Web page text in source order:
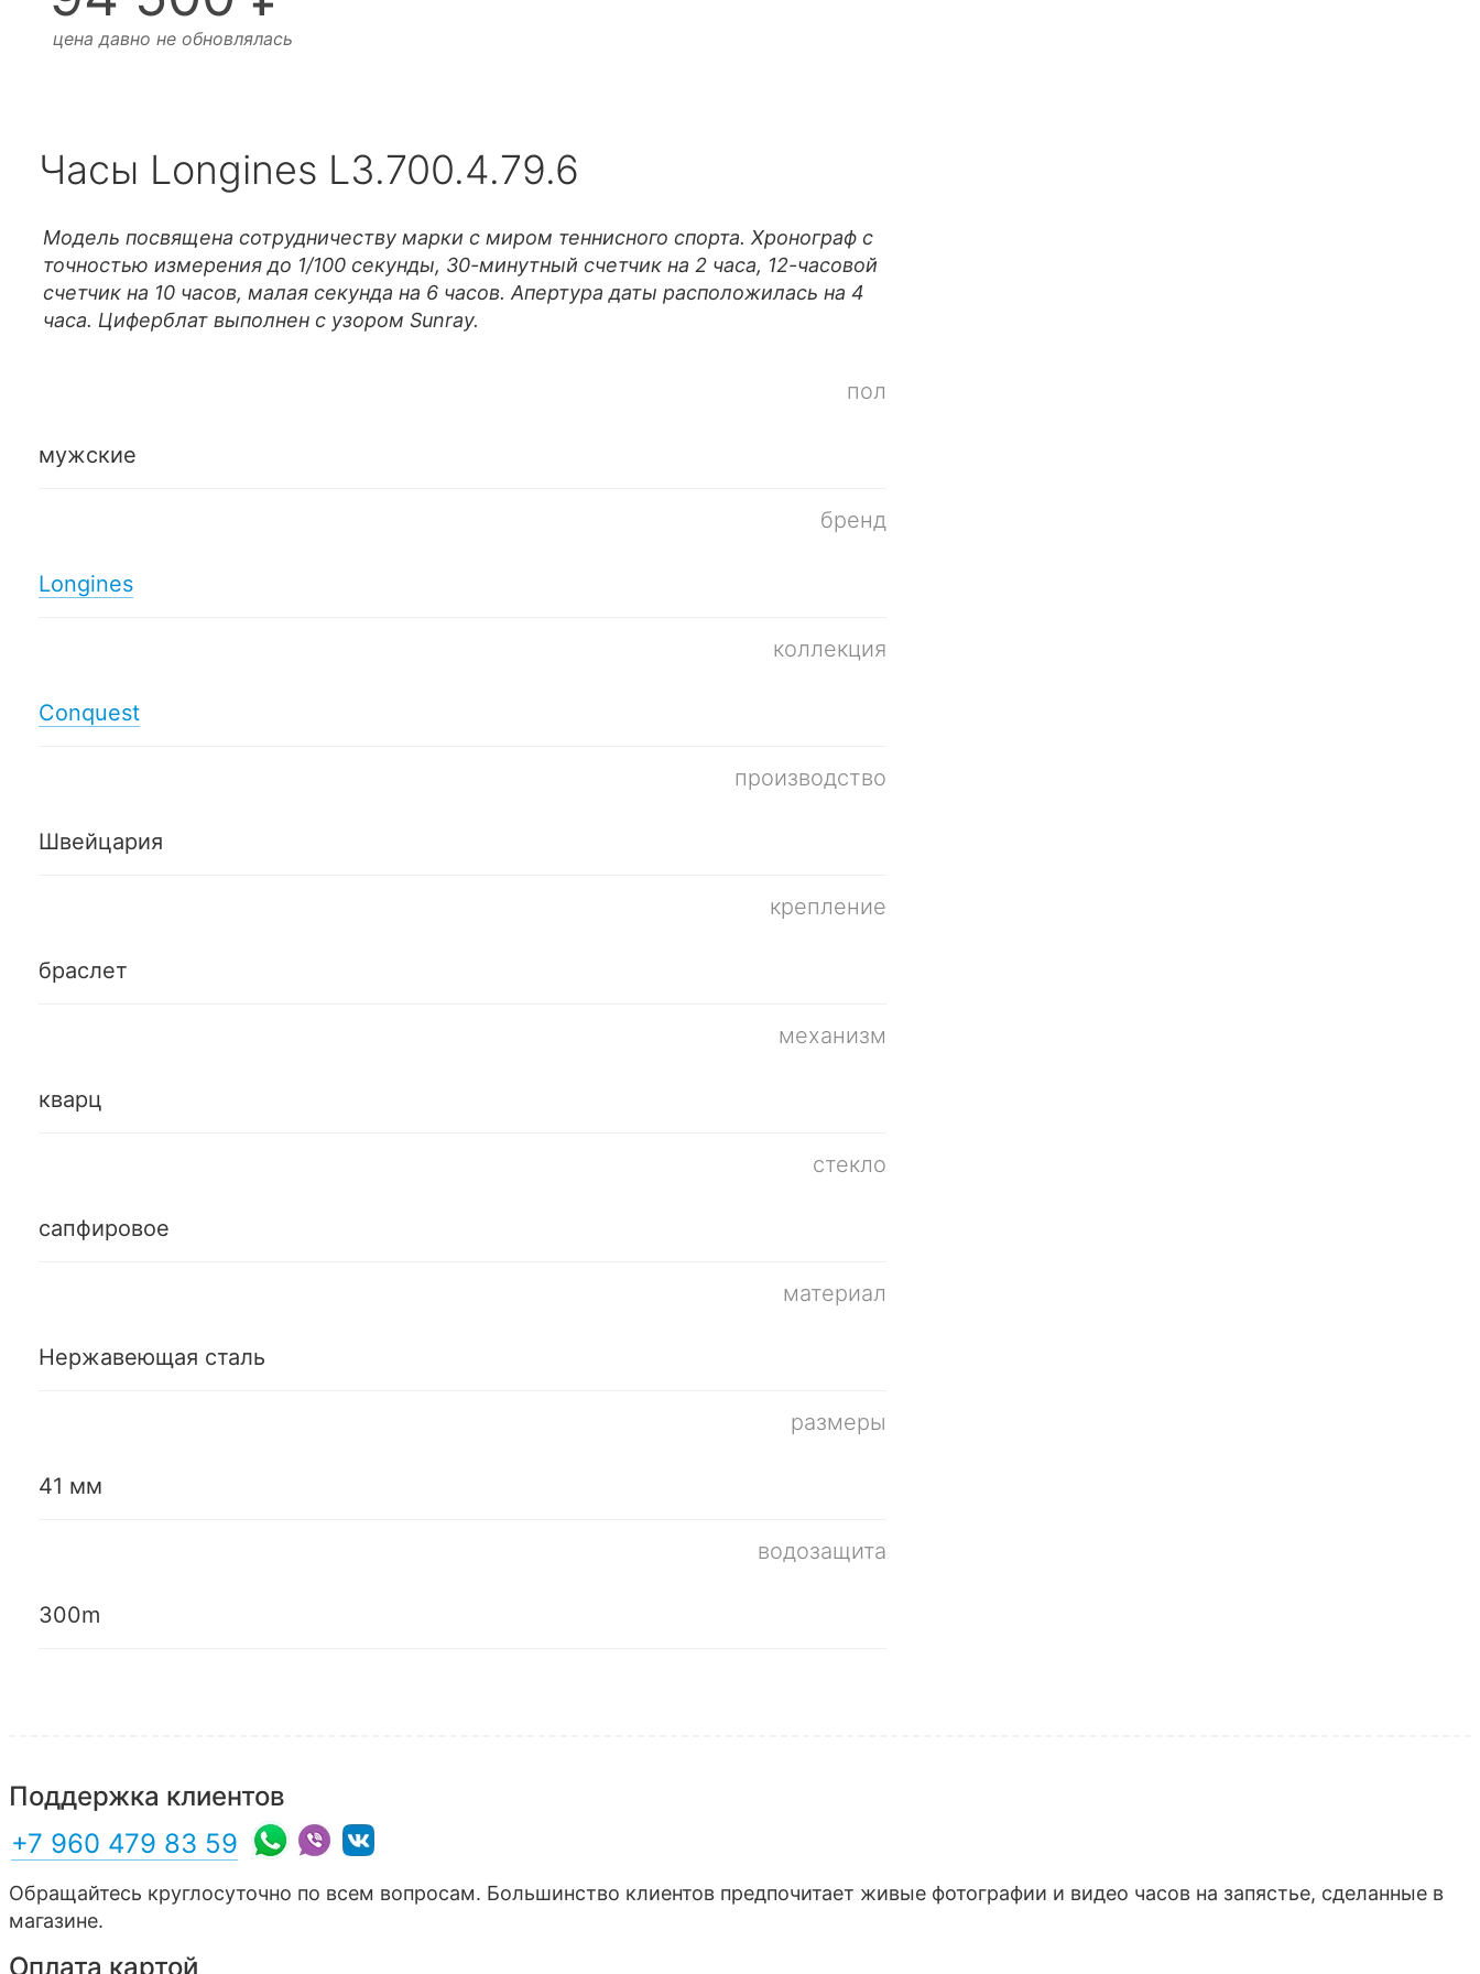
цена давно не обновлялась
Часы Longines L3.700.4.79.6
Модель посвящена сотрудничеству марки с миром теннисного спорта. Хронограф с
точностью измерения до 1/100 секунды, 30-минутный счетчик на 2 часа, 12-часовой
счетчик на 10 часов, малая секунда на 6 часов. Апертура даты расположилась на 4
часа. Циферблат выполнен с узором Sunray.
пол
мужские
бренд
Longines
коллекция
Conquest
производство
Швейцария
крепление
браслет
механизм
кварц
стекло
сапфировое
материал
Нержавеющая сталь
размеры
41 мм
водозащита
300m
Поддержка клиентов
+7 960 479 83 59
Обращайтесь круглосуточно по всем вопросам. Большинство клиентов предпочитает живые фотографии и видео часов на запястье, сделанные в
магазине.
Оплата картой